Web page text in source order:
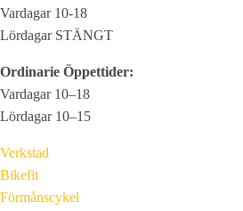
Vardagar 10-18
Lördagar STÄNGT
Ordinarie Öppettider:
Vardagar 10–18
Lördagar 10–15
Verkstad
Bikefit
Förmånscykel